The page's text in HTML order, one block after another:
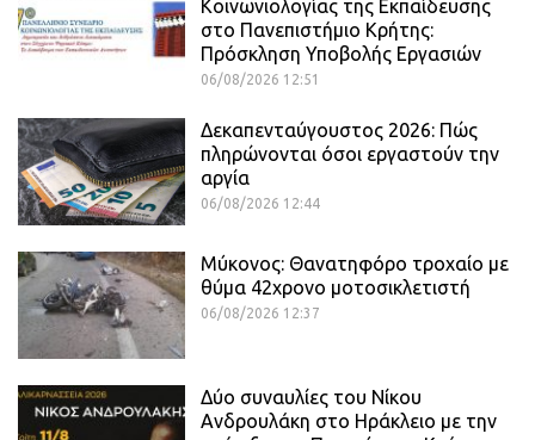
Κοινωνιολογίας της Εκπαίδευσης
στο Πανεπιστήμιο Κρήτης:
Πρόσκληση Υποβολής Εργασιών
06/08/2026 12:51
Δεκαπενταύγουστος 2026: Πώς
πληρώνονται όσοι εργαστούν την
αργία
06/08/2026 12:44
Μύκονος: Θανατηφόρο τροχαίο με
θύμα 42χρονο μοτοσικλετιστή
06/08/2026 12:37
Δύο συναυλίες του Νίκου
Ανδρουλάκη στο Ηράκλειο με την